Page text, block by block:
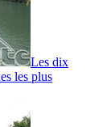
Les dix
les plus